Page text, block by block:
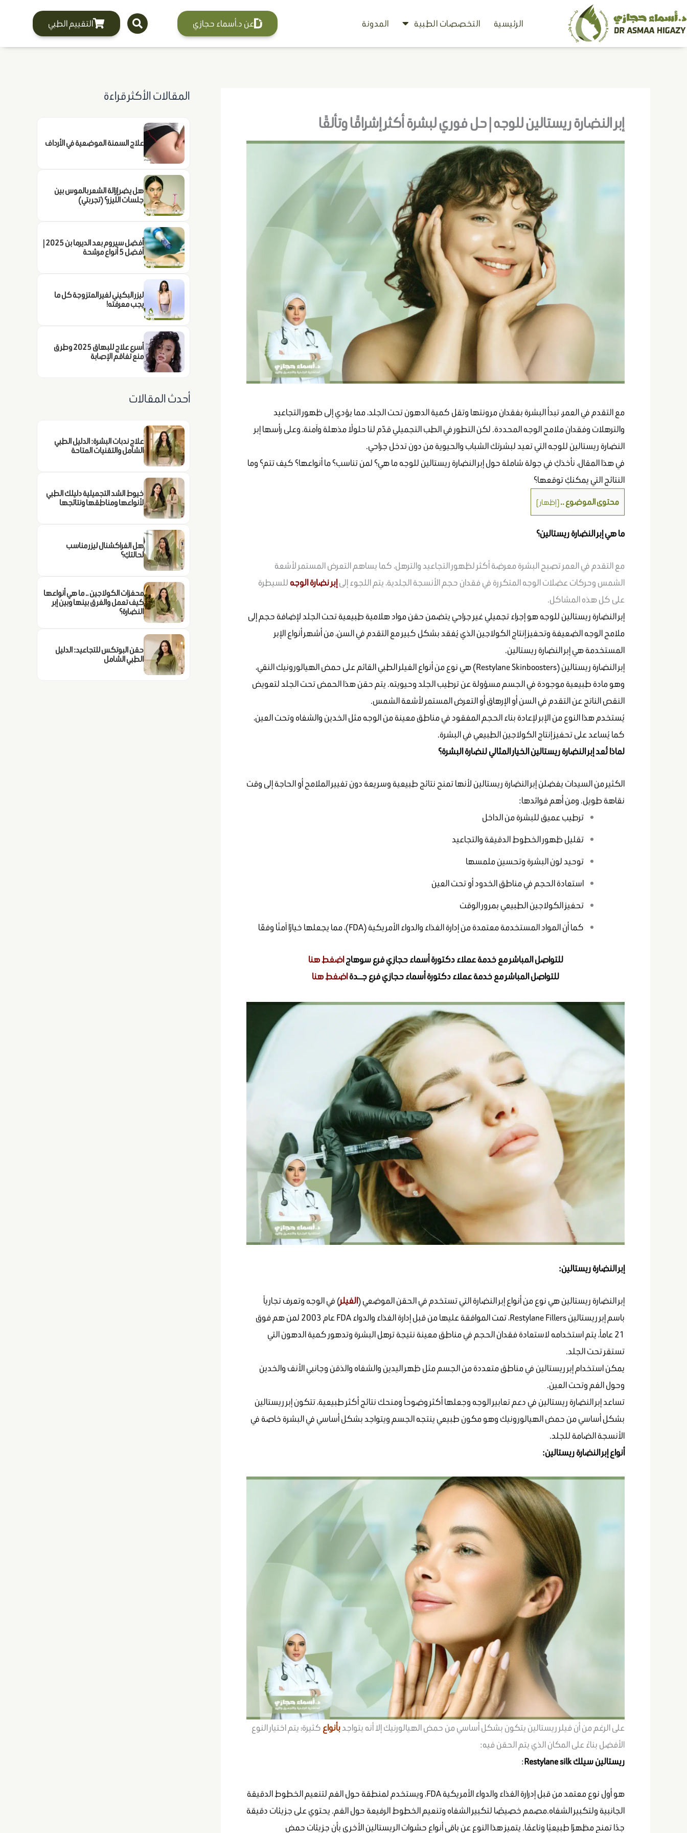
تخطي
إلى
الرئيسية التخصصات الطبية المدونة عن د.أسماء حجازي التقييم الطبي
إبر النضارة ريستالين للوجه | حل فوري لبشرة أكثر إشراقًا وتألقًا
مع التقدم في العمر، تبدأ البشرة بفقدان مرونتها وتقل كمية الدهون تحت الجلد، مما يؤدي إلى ظهور التجاعيد
والترهلات وفقدان ملامح الوجه المحددة. لكن التطور في الطب التجميلي قدّم لنا حلولًا مذهلة وآمنة، وعلى رأسها إبر
النضارة ريستالين للوجه التي تعيد لبشرتك الشباب والحيوية من دون تدخل جراحي.
في هذا المقال، نأخذكِ في جولة شاملة حول إبر النضارة ريستالين للوجه ما هي؟ لمن تناسب؟ ما أنواعها؟ كيف تتم؟ وما
النتائج التي يمكنكِ توقعها؟
محتوى الموضوع ..[إظهار]
ما هي إبر النضارة ريستالين؟
مع التقدم في العمر تصبح البشرة معرضة أكثر لظهور التجاعيد والترهل، كما يساهم التعرض المستمر لأشعة
الشمس وحركات عضلات الوجه المتكررة في فقدان حجم الأنسجة الجلدية، يتم اللجوء إلىإبر نضارة الوجه للسيطرة
على كل هذه المشاكل.
إبر النضارة ريستالين للوجه هو إجراء تجميلي غير جراحي يتضمن حقن مواد هلامية طبيعية تحت الجلد لإضافة حجم إلى
ملامح الوجه الضعيفة وتحفيز إنتاج الكولاجين الذي يُفقد بشكل كبير مع التقدم في السن، من أشهر أنواع الإبر
المستخدمة هي إبر النضارة ريستالين.
إبر النضارة ريستالين (Restylane Skinboosters) هي نوع من أنواع الفيلر الطبي القائم على حمض الهيالورونيك النقي،
وهو مادة طبيعية موجودة في الجسم مسؤولة عن ترطيب الجلد وحيويته. يتم حقن هذا الحمض تحت الجلد لتعويض
النقص الناتج عن التقدم في السن أو الإرهاق أو التعرض المستمر لأشعة الشمس.
يُستخدم هذا النوع من الإبر لإعادة بناء الحجم المفقود في مناطق معينة من الوجه مثل الخدين والشفاه وتحت العين،
كما يُساعد على تحفيز إنتاج الكولاجين الطبيعي في البشرة.
لماذا تُعد إبر النضارة ريستالين الخيار المثالي لنضارة البشرة؟
الكثير من السيدات يفضلن إبر النضارة ريستالين لأنها تمنح نتائج طبيعية وسريعة دون تغيير الملامح أو الحاجة إلى وقت
نقاهة طويل. ومن أهم فوائدها:
ترطيب عميق للبشرة من الداخل
تقليل ظهور الخطوط الدقيقة والتجاعيد
توحيد لون البشرة وتحسين ملمسها
استعادة الحجم في مناطق الخدود أو تحت العين
تحفيز الكولاجين الطبيعي بمرور الوقت
كما أن المواد المستخدمة معتمدة من إدارة الغذاء والدواء الأمريكية (FDA)، مما يجعلها خيارًا آمنًا وفعّا
للتواصل المباشر مع خدمة عملاء دكتورة أسماء حجازي فرع سوهاجاضغط هنا
للتواصل المباشر مع خدمة عملاء دكتورة أسماء حجازي فرع جــدةاضغط هنا
إبر النضارة ريستالين:
إبر النضارة ريستالين هي نوع من أنواع إبر النضارة التي تستخدم في الحقن الموضعي (الفيلر) في الوجه وتعرف تجارياً
باسم إبر ريستالين Restylane Fillers، تمت الموافقة عليها من قبل إدارة الغذاء والدواء FDA عام 2003 لمن هم فوق
21 عاماً، يتم استخدامه لاستعادة فقدان الحجم في مناطق معينة نتيجة ترهل البشرة وتدهور كمية الدهون التي
تستقر تحت الجلد.
يمكن استخدام إبر ريستالين في مناطق متعددة من الجسم مثل ظهر اليدين والشفاه والذقن وجانبي الأنف والخدين
وحول الفم وتحت العين.
تساعد إبر النضارة ريستالين في دعم تعابير الوجه وجعلها أكثر وضوحاً ومنحك نتائج أكثر طبيعية، تتكون إبر ريستالين
بشكل أساسي من حمض الهيالورونيك وهو مكون طبيعي ينتجه الجسم ويتواجد بشكل أساسي في البشرة خاصة في
الأنسجة الضامة للجلد.
أنواع إبر النضارة ريستالين:
على الرغم من أن فيلر ريستالين يتكون بشكل أساسي من حمض الهيالورنيك إلا أنه يتواجدبأنواع كثيرة؛ يتم اختيار النوع
الأفضل بناءً على المكان الذي يتم الحقن فيه:
ريستالين سيلكRestylane silk
:
هو أول نوع معتمد من قبل إدرارة الغذاء والدواء الأمريكية FDA، ويستخدم لمنطقة حول الفم لتنعيم الخطوط الدقيقة
الجانبية ولتكبير الشفاه.مصمم خصيصًا لتكبير الشفاه وتنعيم الخطوط الرفيعة حول الفم. يحتوي على جزيئات دقيقة
جدًا تمنح مظهرًا طبيعيًا وناعمًا. يتميز هذا النوع عن باقي أنواع حشوات الريستالين الأخرى بأن جزيئات حمض
المقالات الأكثر قراءة
علاج السمنة الموضعية في الأرداف
هل يضر إزالة الشعر بالموس بين
جلسات الليزر؟ (تجربتي)
أفضل سيروم بعد الديرما بن 2025 |
أفضل 5 أنواع مرشحة
ليزر البكيني لغير المتزوجة كل ما
يجب معرفته!
أسرع علاج للبهاق 2025 وطرق
منع تفاقم الإصابة
أحدث المقالات
علاج ندبات البشرة: الدليل الطبي
الشامل والتقنيات المتاحة
خيوط الشد التجميلية دليلك الطبي
لأنواعها ومناطقها ونتائجها
هل الفراكشنال ليزر مناسب
لحالتكِ؟
محفزات الكولاجين .. ما هي أنواعها
كيف تعمل والفرق بينها وبين إبر
النضارة؟
حقن البوتكس للتجاعيد: الدليل
الطبي الشامل